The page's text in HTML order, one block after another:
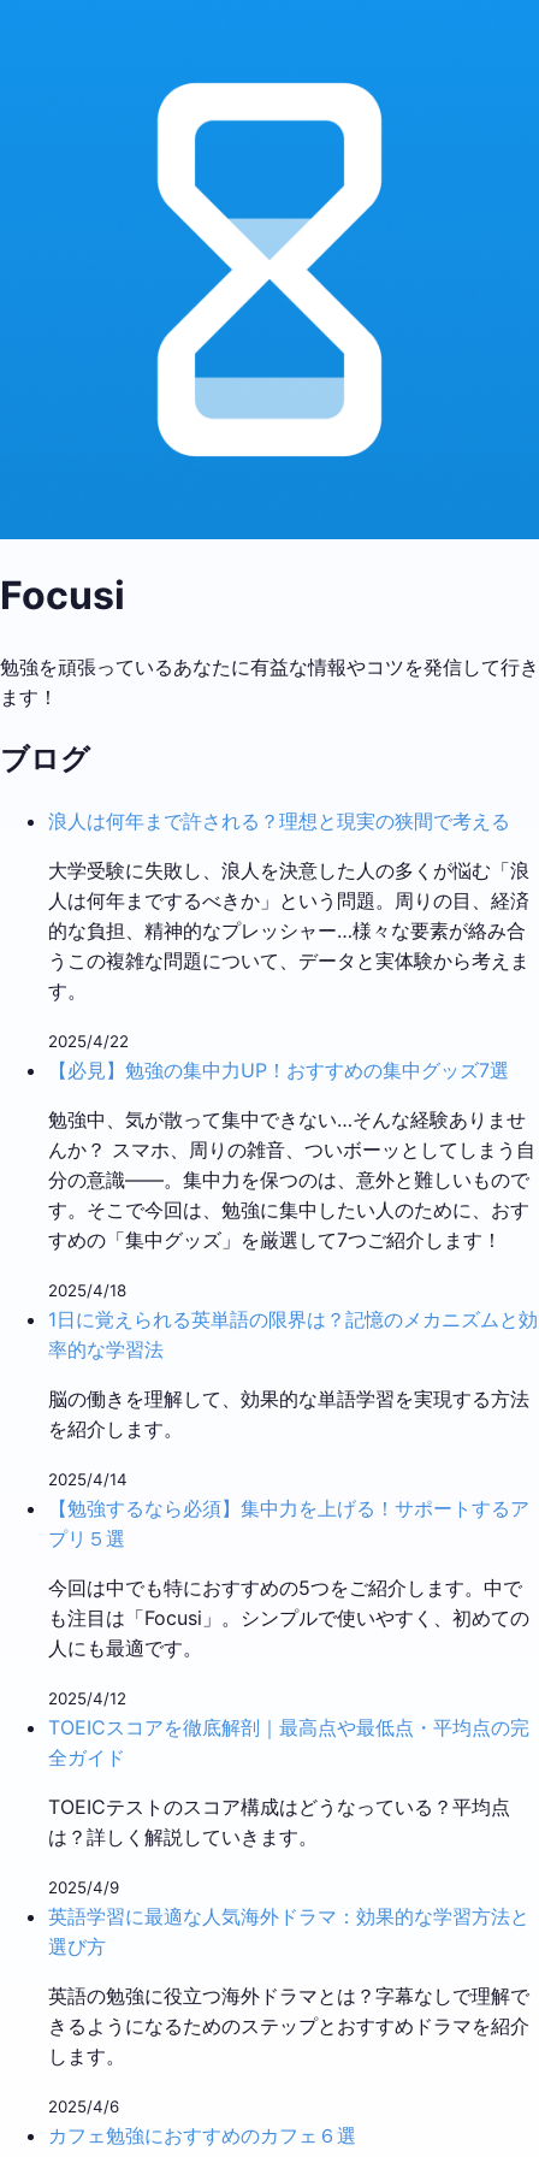
Focusi
勉強を頑張っているあなたに有益な情報やコツを発信して行き
ます！
ブログ
浪人は何年まで許される？理想と現実の狭間で考える
大学受験に失敗し、浪人を決意した人の多くが悩む「浪
人は何年までするべきか」という問題。周りの目、経済
的な負担、精神的なプレッシャー…様々な要素が絡み合
うこの複雑な問題について、データと実体験から考えま
す。
2025/4/22
【必見】勉強の集中力UP！おすすめの集中グッズ7選
勉強中、気が散って集中できない…そんな経験ありませ
んか？ スマホ、周りの雑音、ついボーッとしてしまう自
分の意識――。集中力を保つのは、意外と難しいもので
す。そこで今回は、勉強に集中したい人のために、おす
すめの「集中グッズ」を厳選して7つご紹介します！
2025/4/18
1日に覚えられる英単語の限界は？記憶のメカニズムと効
率的な学習法
脳の働きを理解して、効果的な単語学習を実現する方法
を紹介します。
2025/4/14
【勉強するなら必須】集中力を上げる！サポートするア
プリ５選
今回は中でも特におすすめの5つをご紹介します。中で
も注目は「Focusi」。シンプルで使いやすく、初めての
人にも最適です。
2025/4/12
TOEICスコアを徹底解剖｜最高点や最低点・平均点の完
全ガイド
TOEICテストのスコア構成はどうなっている？平均点
は？詳しく解説していきます。
2025/4/9
英語学習に最適な人気海外ドラマ：効果的な学習方法と
選び方
英語の勉強に役立つ海外ドラマとは？字幕なしで理解で
きるようになるためのステップとおすすめドラマを紹介
します。
2025/4/6
カフェ勉強におすすめのカフェ６選